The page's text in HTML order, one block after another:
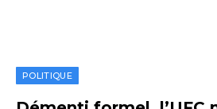
POLITIQUE